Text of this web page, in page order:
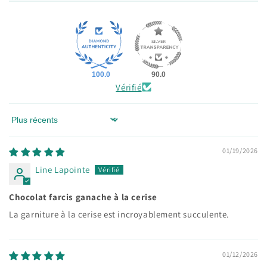
100.0 90.0
Vérifié
Sort by
01/19/2026
Line Lapointe
Chocolat farcis ganache à la cerise
La garniture à la cerise est incroyablement succulente.
01/12/2026